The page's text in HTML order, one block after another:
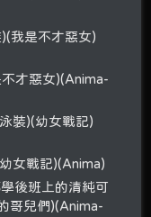
我是不才惡女)
才惡女)(Anima-
裝)(幼女戰記)
女戰記)(Anima)
後班上的清純可
哥兒們)(Anima-